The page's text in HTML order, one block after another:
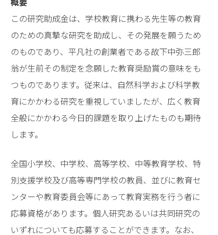
この研究助成金は、学校教育に携わる先生等の教育
のための真摯な研究を助成し、その発展を願うため
のものであり、平凡社の創業者である故下中弥三郎
翁が生前その制定を念願した教育奨励賞の意味をも
つものであります。従来は、自然科学および科学教
育にかかわる研究を重視していましたが、広く教育
全般にかかわる今日的課題を取り上げたものも期待
します。
全国小学校、中学校、高等学校、中等教育学校、特
別支援学校及び高等専門学校の教員、並びに教育セ
ンターや教育委員会等にあって教育実務を行う者に
応募資格があります。個人研究あるいは共同研究の
いずれについても応募することができます。なお、